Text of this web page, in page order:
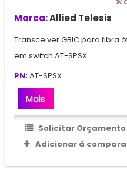
Marca:Allied Telesis
Transceiver GBIC para fibra
em switch AT-SPSX
PN:AT-SPSX
Mais
Solicitar Orçamento
Adicionar à